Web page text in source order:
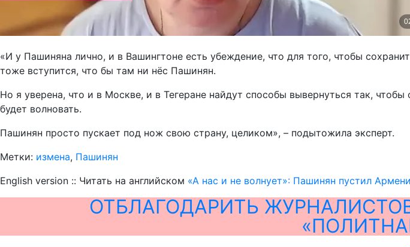
«И у Пашиняна лично, и в Вашингтоне есть убеждение, что для того, чтобы
тоже вступится, что бы там ни нёс Пашинян.
Но я уверена, что и в Москве, и в Тегеране найдут способы вывернуться так,
будет волновать.
Пашинян просто пускает под нож свою страну, целиком», – подытожила эксперт.
Метки: измена, Пашинян
English version :: Читать на английском «А нас и не волнует»: Пашинян пустил
ОТБЛАГОДАРИТЬ